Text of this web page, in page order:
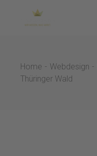
Home Webdesign
Thüringer Wald